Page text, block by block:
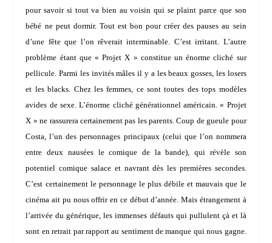
pour savoir si tout va bien au voisin qui se plaint parce que son
bébé ne peut dormir. Tout est bon pour créer des pauses au sein
d’une fête que l’on rêverait interminable. C’est irritant. L’autre
problème étant que « Projet X » constitue un énorme cliché sur
pellicule. Parmi les invités mâles il y a les beaux gosses, les losers
et les blacks. Chez les femmes, ce sont toutes des tops modèles
avides de sexe. L’énorme cliché générationnel américain. « Projet
X » ne rassurera certainement pas les parents. Coup de gueule pour
Costa, l’un des personnages principaux (celui que l’on nommera
entre deux nausées le comique de la bande), qui révèle son
potentiel comique salace et navrant dès les premières secondes.
C’est certainement le personnage le plus débile et mauvais que le
cinéma ait pu nous offrir en ce début d’année. Mais étrangement à
l’arrivée du générique, les immenses défauts qui pullulent çà et là
sont en retrait par rapport au sentiment de manque qui nous gagne.